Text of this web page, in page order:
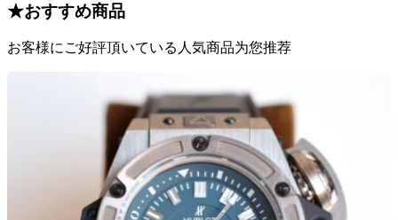
★おすすめ商品
お客様にご好評頂いている人気商品为您推荐